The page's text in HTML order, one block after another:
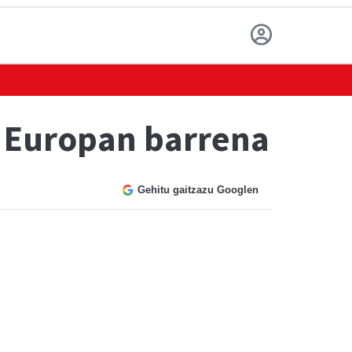
barrena
Gehitu gaitzazu Googlen